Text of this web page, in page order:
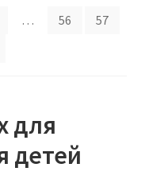
… 56
57
для
детей